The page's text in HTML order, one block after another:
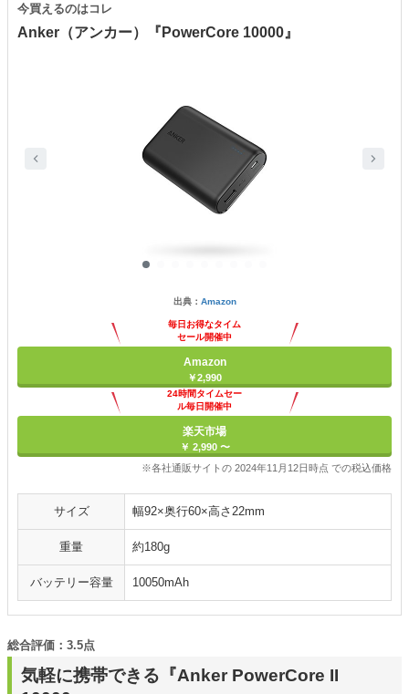
Anker（アンカー）『PowerCore 10000』
今買えるのはコレ
出典： Amazon
毎日お得なタイム
セール開催中
Amazon
￥2,990
24時間タイムセー
ル毎日開催中
楽天市場
￥ 2,990 〜
※各社通販サイトの 2024年11月12日時点 での税込価格
サイズ 幅92×奥行60×高さ22mm
重量 約180g
バッテリー容量 10050mAh
気軽に携帯できる『Anker PowerCore II
総合評価：3.5点